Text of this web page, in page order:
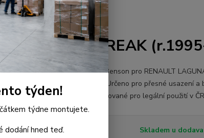
(r.1995-) SOLAR
I HB'93/BREAK
Kvalitní čelní sklo Benson pro RENAULT
SOLAR (r. 1995-). Určeno pro přesné usazení a
Autosklo je certifikované pro legální použití v
Dostupnost Skladem u
týden!
týdne montujete.
dodání hned teď.